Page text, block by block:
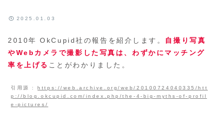
2025.01.03
2010年 OkCupid社の報告を紹介します。 自撮り写真
やWebカメラで撮影した写真は、わずかにマッチング
率を上げる ことがわかりました。
引用源 :
https://web.archive.org/web/20100724040335/htt
p://blog.okcupid.com/index.php/the-4-big-myths-of-profil
e-pictures/